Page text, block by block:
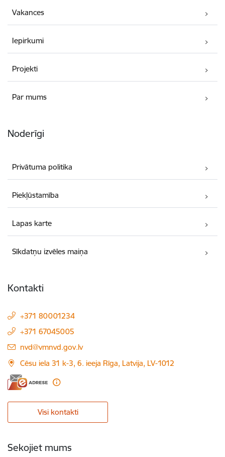
Vakances
Iepirkumi
Projekti
Par mums
Noderīgi
Privātuma politika
Piekļūstamība
Lapas karte
Sīkdatņu izvēles maiņa
Kontakti
+371 80001234
+371 67045005
E-pasts:
nvd@vmnvd.gov.lv
Cēsu iela 31 k-3, 6. ieeja Rīga, Latvija, LV-1012
Visi kontakti
Sekojiet mums